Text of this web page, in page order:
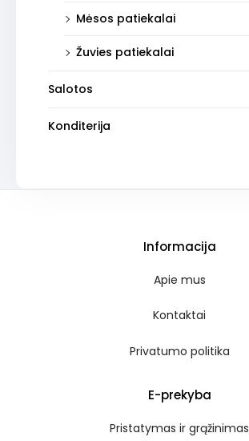
Mėsos patiekalai
Žuvies patiekalai
Salotos
Konditerija
Informacija
Apie mus
Kontaktai
Privatumo politika
E-prekyba
Pristatymas ir grąžinimas